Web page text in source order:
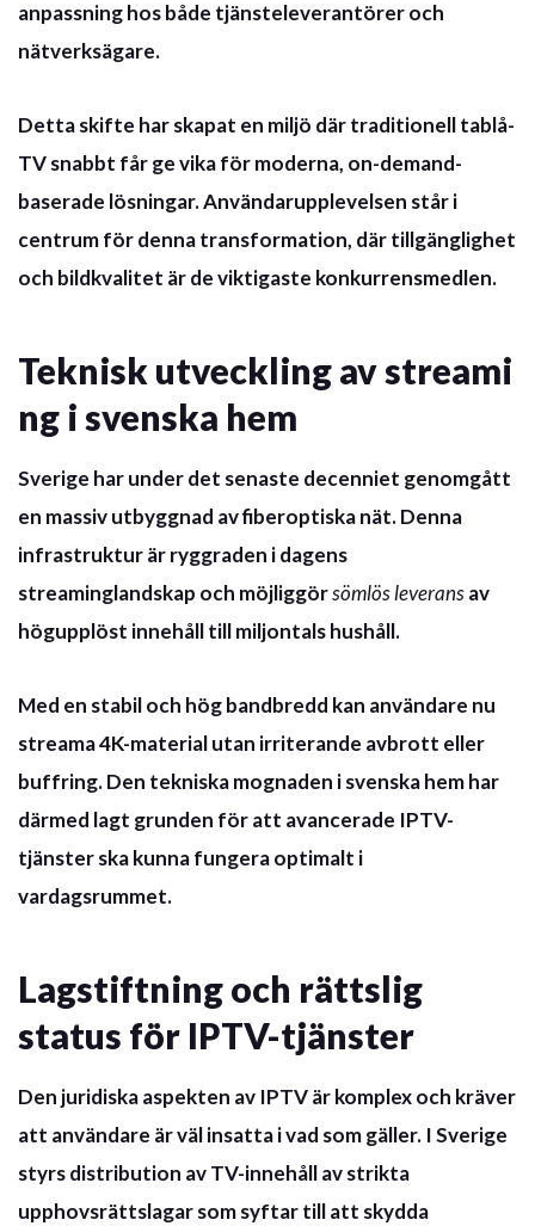
anpassning hos både tjänsteleverantörer och
nätverksägare.
Detta skifte har skapat en miljö där traditionell tablå-
TV snabbt får ge vika för moderna, on-demand-
baserade lösningar.Användarupplevelsen står i
centrumför denna transformation, där tillgänglighet
och bildkvalitet är de viktigaste konkurrensmedlen.
Teknisk utveckling av streami
ng i svenska hem
Sverige har under det senaste decenniet genomgått
en massiv utbyggnad av fiberoptiska nät. Denna
infrastruktur är ryggraden i dagens
streaminglandskap och möjliggörsömlös leveransav
högupplöst innehåll till miljontals hushåll.
Med en stabil och hög bandbredd kan användare nu
streama 4K-material utan irriterande avbrott eller
buffring. Den tekniska mognaden i svenska hem har
därmed lagt grunden för att avancerade IPTV-
tjänster ska kunna fungera optimalt i
vardagsrummet.
Lagstiftning och rättslig
status för IPTV-tjänster
Den juridiska aspekten av IPTV är komplex och kräver
att användare är väl insatta i vad som gäller. I Sverige
styrs distribution av TV-innehåll av strikta
upphovsrättslagar som syftar till att skydda